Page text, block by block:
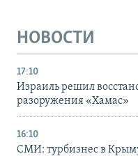
НОВОСТИ
17:10
Израиль решил
разоружения «Хамас»
16:10
СМИ: турбизнес в